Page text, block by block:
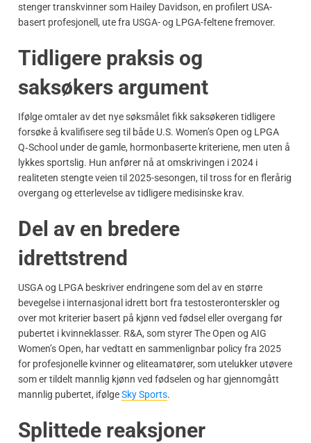
stenger transkvinner som Hailey Davidson, en profilert USA-
basert profesjonell, ute fra USGA- og LPGA-feltene fremover.
Tidligere praksis og
saksøkers argument
Ifølge omtaler av det nye søksmålet fikk saksøkeren tidligere
forsøke å kvalifisere seg til både U.S. Women’s Open og LPGA
Q‑School under de gamle, hormonbaserte kriteriene, men uten å
lykkes sportslig. Hun anfører nå at omskrivingen i 2024 i
realiteten stengte veien til 2025-sesongen, til tross for en flerårig
overgang og etterlevelse av tidligere medisinske krav.
Del av en bredere
idrettstrend
USGA og LPGA beskriver endringene som del av en større
bevegelse i internasjonal idrett bort fra testosteronterskler og
over mot kriterier basert på kjønn ved fødsel eller overgang før
pubertet i kvinneklasser. R&A, som styrer The Open og AIG
Women’s Open, har vedtatt en sammenlignbar policy fra 2025
for profesjonelle kvinner og eliteamatører, som utelukker utøvere
som er tildelt mannlig kjønn ved fødselen og har gjennomgått
mannlig pubertet, ifølgeSky Sports.
Splittede reaksjoner